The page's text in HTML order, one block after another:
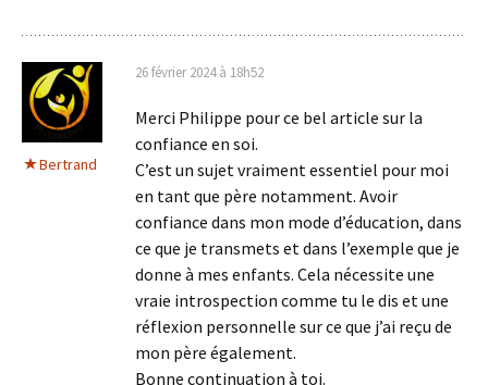
Bertrand
26 février 2024 à 18h52
Merci Philippe pour ce bel article sur la
confiance en soi.
C’est un sujet vraiment essentiel pour moi
en tant que père notamment. Avoir
confiance dans mon mode d’éducation, dans
ce que je transmets et dans l’exemple que je
donne à mes enfants. Cela nécessite une
vraie introspection comme tu le dis et une
réflexion personnelle sur ce que j’ai reçu de
mon père également.
Bonne continuation à toi.